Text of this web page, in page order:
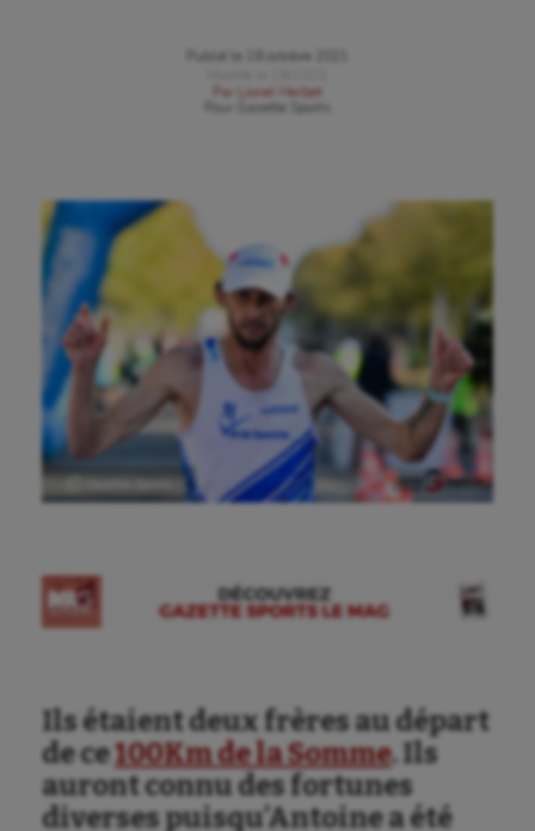
Aéronautique
Athlétisme
Publié le
18 octobre 2021
Par
Lionel Herbet
Gazette Sports
Ⓒ Gazette Sports
Ils étaient deux frères au départ
de ce100Km de la Somme. Ils
auront connu des fortunes
diverses puisqu’Antoine a été